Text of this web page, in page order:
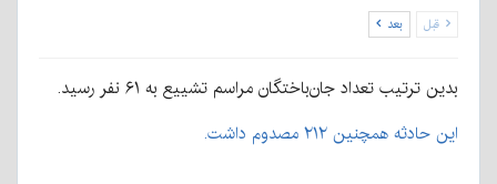
قبل بعد
بدین ترتیب تعداد جان‌باختگان مراسم تشییع به ۶۱ نفر رسید.
این حادثه همچنین ۲۱۲ مصدوم داشت.